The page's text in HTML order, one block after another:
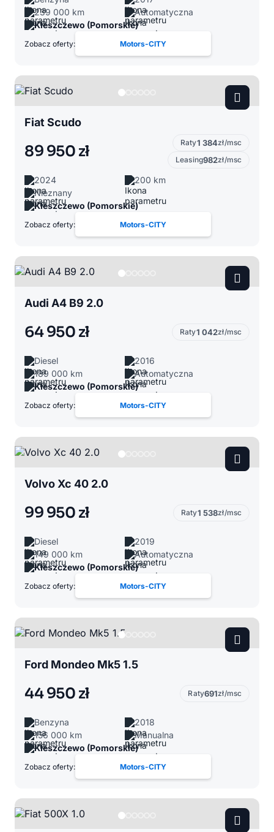
239 000 km
Automatyczna
Kleszczewo (Pomorskie)
Zobacz oferty: Motors-CITY
Fiat Scudo
89 950 zł Raty1 384zł/msc
Leasing982zł/msc
2024
200 km
Nieznany
Kleszczewo (Pomorskie)
Zobacz oferty: Motors-CITY
Audi A4 B9 2.0
64 950 zł Raty1 042zł/msc
Diesel
2016
189 000 km
Automatyczna
Kleszczewo (Pomorskie)
Zobacz oferty: Motors-CITY
Volvo Xc 40 2.0
99 950 zł Raty1 538zł/msc
Diesel
2019
149 000 km
Automatyczna
Kleszczewo (Pomorskie)
Zobacz oferty: Motors-CITY
Ford Mondeo Mk5 1.5
44 950 zł Raty691zł/msc
Benzyna
2018
156 000 km
Manualna
Kleszczewo (Pomorskie)
Zobacz oferty: Motors-CITY